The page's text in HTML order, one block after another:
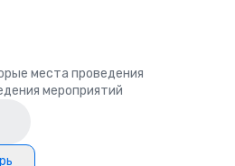
места проведения
мероприятий